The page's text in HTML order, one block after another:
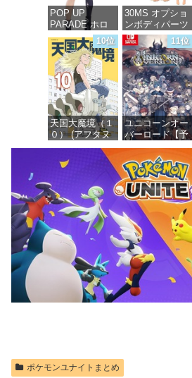
POP UP
PARADE ホロ
ライブプロダク
ション 獅白ぼ
たん ノンスケ
ール プラスチ
ック製 塗装済
み完成品フィギ
ュア
価格：¥4,676
30MS オプショ
ンボディパーツ
アームパーツ&
レッグパーツ
[カラーC] 色分
け済みプラモデ
ル
価格：¥1,949
10位
天国大魔境（１
０） (アフタヌ
11位
ユニコーンオー
バーロード【予
DLC「アトラス
×ヴァニラウェ
ア 紋章セッ
ト」 同梱 -
Switch
価格：¥7,182
ポケモンユナイトまとめ